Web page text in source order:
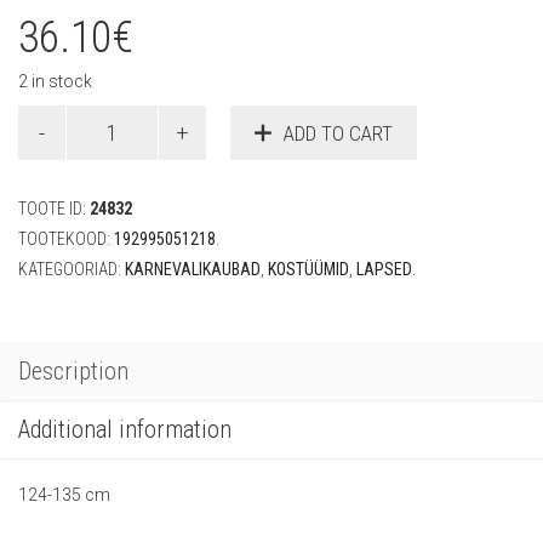
36.10€
2 in stock
"Kaunitar"
8
a)
quantity
ADD TO CART
TOOTE ID: 24832
TOOTEKOOD: 192995051218
KATEGOORIAD: KARNEVALIKAUBAD KOSTÜÜMID LAPSED
Description
Additional information
124-135 cm